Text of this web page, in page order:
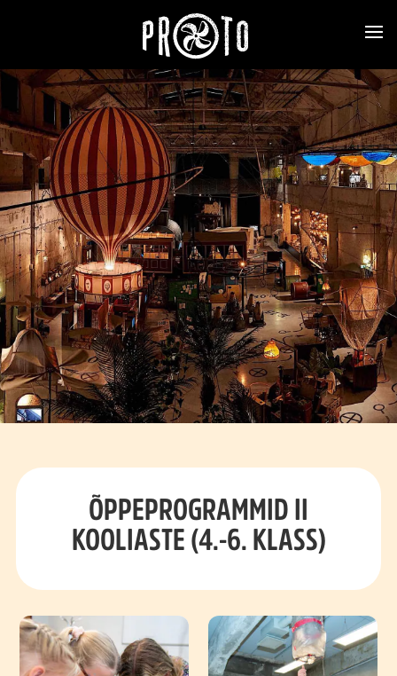
ÕPPEPROGRAMMID II
KOOLIASTE (4.-6. KLASS)